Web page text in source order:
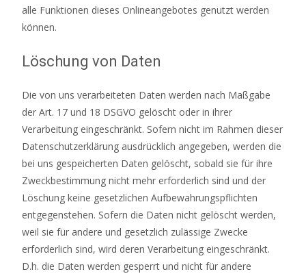
alle Funktionen dieses Onlineangebotes genutzt werden
können.
Löschung von Daten
Die von uns verarbeiteten Daten werden nach Maßgabe
der Art. 17 und 18 DSGVO gelöscht oder in ihrer
Verarbeitung eingeschränkt. Sofern nicht im Rahmen dieser
Datenschutzerklärung ausdrücklich angegeben, werden die
bei uns gespeicherten Daten gelöscht, sobald sie für ihre
Zweckbestimmung nicht mehr erforderlich sind und der
Löschung keine gesetzlichen Aufbewahrungspflichten
entgegenstehen. Sofern die Daten nicht gelöscht werden,
weil sie für andere und gesetzlich zulässige Zwecke
erforderlich sind, wird deren Verarbeitung eingeschränkt.
D.h. die Daten werden gesperrt und nicht für andere